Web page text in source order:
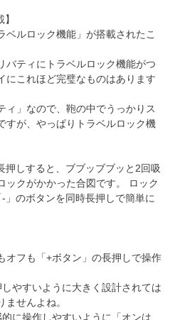
ルロック機能」が搭載されたこ
バティにトラベルロック機能がつ
にこれほど完璧なものはあります
ィ」なので、鞄の中でうっかりス
すが、やっぱりトラベルロック機
押しすると、ブブッブブッと2回吸
ックがかかった合図です。 ロック
」のボタンを同時長押しで簡単に
オフも「+ボタン」の長押しで操作
やすいように大きく設計されては
せんよね。
に操作しやすいように「オンは